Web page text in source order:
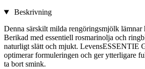
Beskrivning
Denna särskilt milda rengöringsmjölk lämnar
Berikad med essentiell rosmarinolja och
naturligt slätt och mjukt. LevensESSENTIE
optimerar formuleringen och ger ytterligare
ta bort smink.